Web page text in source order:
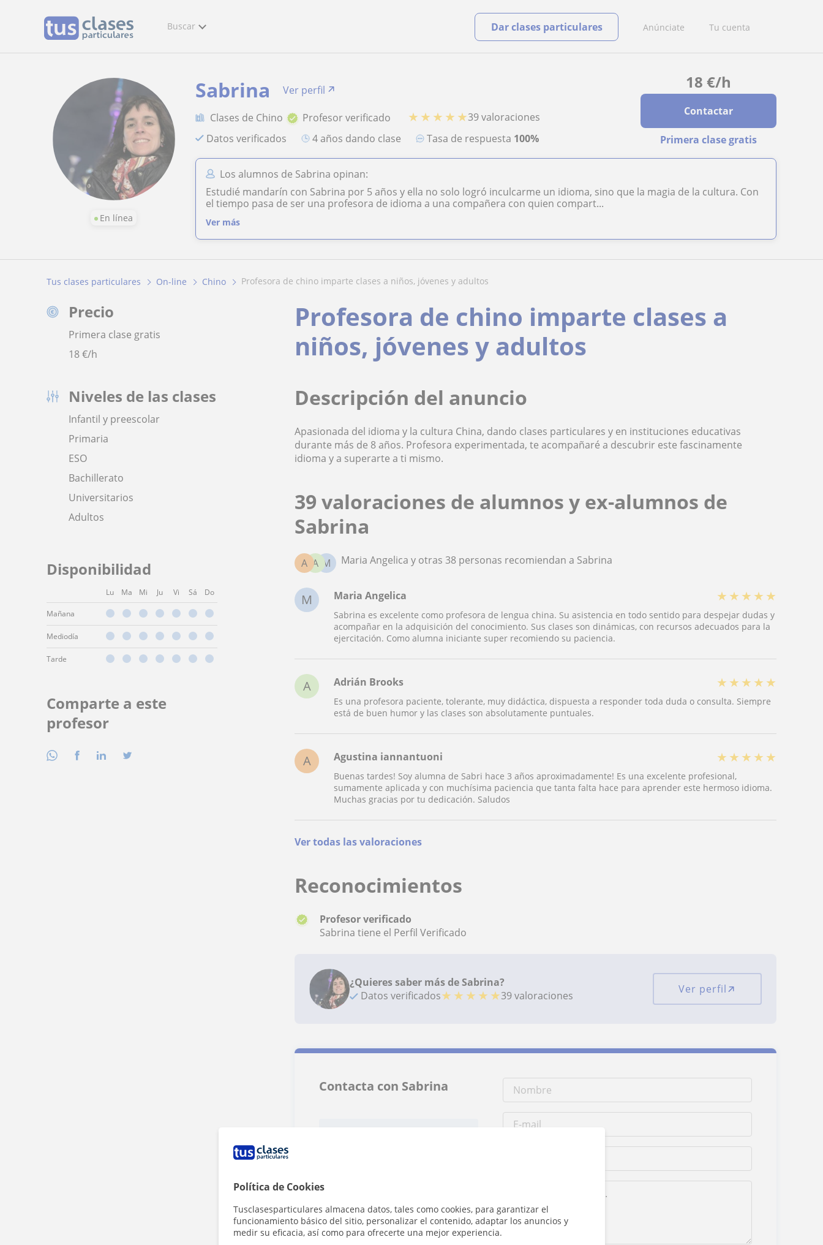
Política de Cookies
Tusclasesparticulares almacena datos, tales como cookies, para garantizar el
funcionamiento básico del sitio, personalizar el contenido, adaptar los anuncios y
medir su eficacia, así como para ofrecerte una mejor experiencia.
Buscar Anúnciate Tu cuenta
Dar clases particulares
En línea
18 €/h
Contactar
Primera clase gratis
Sabrina Ver perfil
Clases de Chino Profesor verificado ★ ★ ★ ★ ★39 valoraciones
Datos verificados
4 años dando clase Tasa de respuesta 100%
Los alumnos de Sabrina opinan:
Estudié mandarín con Sabrina por 5 años y ella no solo logró inculcarme un idioma, sino que la magia de la cultura. Con
el tiempo pasa de ser una profesora de idioma a una compañera con quien compart...
Ver más
Tus clases particulares On-line Chino profesora de chino imparte clases a niños, jóvenes y adultos
Precio
Primera clase gratis
18€/h
Niveles de las clases
Infantil y preescolar
Primaria
ESO
Bachillerato
Universitarios
Adultos
Disponibilidad
Lu Ma Mi Ju Vi Sá Do
Mañana
Mediodía
Tarde
Comparte a este
profesor
Profesora de chino imparte clases a
niños, jóvenes y adultos
Descripción del anuncio
Apasionada del idioma y la cultura China, dando clases particulares y en instituciones educativas
durante más de 8 años. Profesora experimentada, te acompañaré a descubrir este fascinamente
idioma y a superarte a ti mismo.
39 valoraciones de alumnos y ex-alumnos de
Sabrina
M
A
A Maria Angelica y otras 38 personas recomiendan a Sabrina
M Maria Angelica ★ ★ ★ ★ ★
Sabrina es excelente como profesora de lengua china. Su asistencia en todo sentido para despejar dudas y
acompañar en la adquisición del conocimiento. Sus clases son dinámicas, con recursos adecuados para la
ejercitación. Como alumna iniciante super recomiendo su paciencia.
A Adrián Brooks ★ ★ ★ ★ ★
Es una profesora paciente, tolerante, muy didáctica, dispuesta a responder toda duda o consulta. Siempre
está de buen humor y las clases son absolutamente puntuales.
A Agustina iannantuoni ★ ★ ★ ★ ★
Buenas tardes! Soy alumna de Sabri hace 3 años aproximadamente! Es una excelente profesional,
sumamente aplicada y con muchísima paciencia que tanta falta hace para aprender este hermoso idioma.
Muchas gracias por tu dedicación. Saludos
Ver todas las valoraciones
Reconocimientos
Profesor verificado
Sabrina tiene el Perfil Verificado
¿Quieres saber más de Sabrina?
Datos verificados★ ★ ★ ★ ★39 valoraciones Ver perfil
Contacta con Sabrina